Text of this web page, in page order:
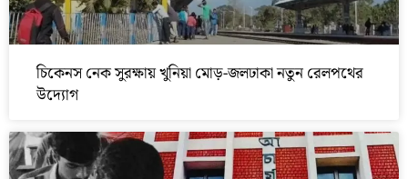
চিকেনস নেক সুরক্ষায় খুনিয়া মোড়-জলঢাকা নতুন রেলপথের
উদ্যোগ